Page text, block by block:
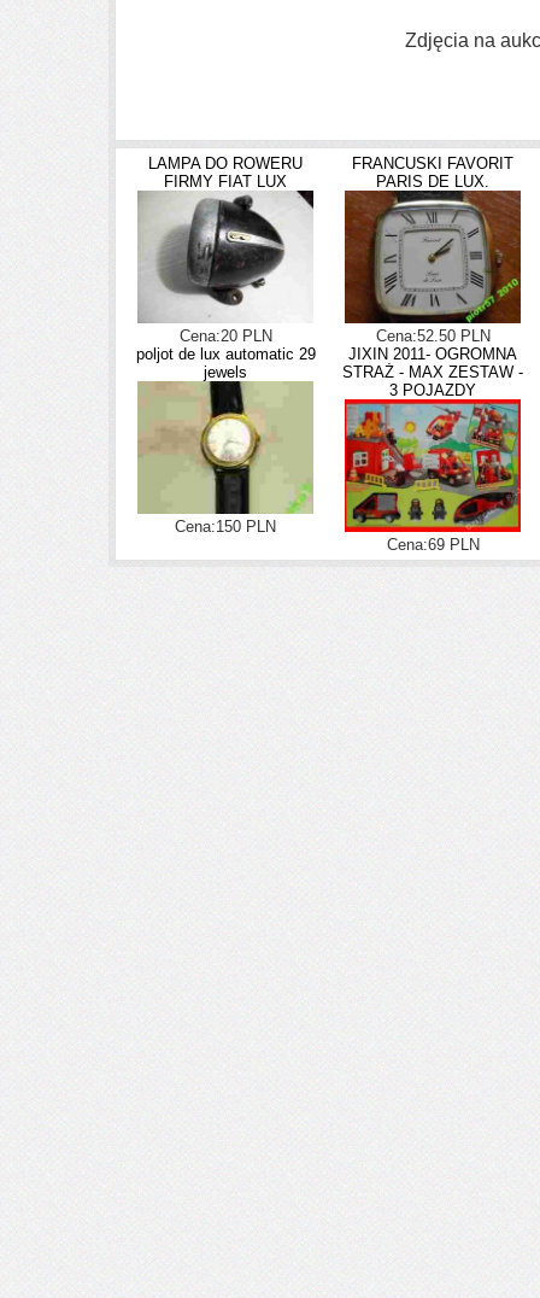
Zdjęcia na
LAMPA DO ROWERU
FIRMY FIAT LUX
Cena:20 PLN
FRANCUSKI FAVORIT
PARIS DE LUX.
Cena:52.50 PLN
poljot de lux automatic 29
jewels
Cena:150 PLN
JIXIN 2011- OGROMNA
STRAŻ - MAX ZESTAW -
3 POJAZDY
Cena:69 PLN